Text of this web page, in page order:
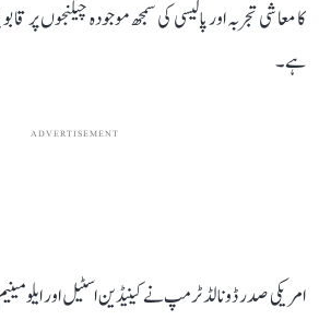
کا معاشی تجربہ اور پالیسی کی سمجھ موجودہ چیلنجوں پر
ہے۔
ADVERTISEMENT